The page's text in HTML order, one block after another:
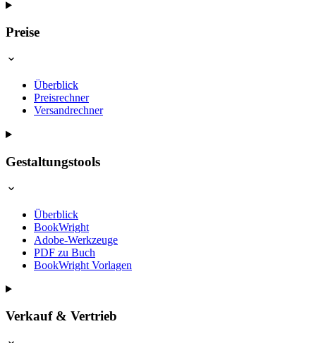
Preise
Überblick
Preisrechner
Versandrechner
Gestaltungstools
Überblick
BookWright
Adobe-Werkzeuge
PDF zu Buch
BookWright Vorlagen
Verkauf & Vertrieb